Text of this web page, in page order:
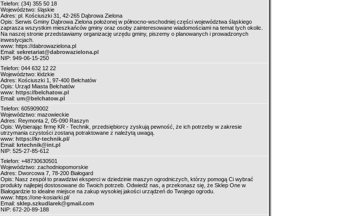
Telefon: (34) 355 50 18
Województwo: śląskie
Adres: pl. Kościuszki 31, 42-265 Dąbrowa Zielona
Opis: Serwis Gminy Dąbrowa Zielona położonej w północno-wschodniej części województwa śląskiego
zaprasza wszystkim mieszkańców gminy oraz osoby zainteresowane wiadomościami na temat tych okolic.
Na naszej stronie przedstawiamy organizację urzędu gminy, piszemy o planowanych i prowadzonych
inwestycjach.
www: https://dabrowazielona.pl
Email: sekretariat@dabrowazielona.pl
NIP: 949-06-15-250
Telefon: 044 632 12 22
Województwo: łódzkie
Adres: Kościuszki 1, 97-400 Bełchatów
Opis: Urząd Miasta Bełchatów
www: https://belchatow.pl
Email: um@belchatow.pl
Telefon: 605909002
Województwo: mazowieckie
Adres: Reymonta 2, 05-090 Raszyn
Opis: Wybierając firmę KR - Technik, przedsiębiorcy zyskują pewność, że ich potrzeby w zakresie
utrzymania czystości zostaną potraktowane z należytą uwagą.
www: https://kr-technik.pl/
Email: krtechnik@int.pl
NIP: 525-27-85-612
Telefon: +48730630501
Województwo: zachodniopomorskie
Adres: Dworcowa 7, 78-200 Białogard
Opis: Nasz zespół to prawdziwi eksperci w dziedzinie maszyn ogrodniczych, którzy pomogą Ci wybrać
produkty najlepiej dostosowane do Twoich potrzeb. Odwiedź nas, a przekonasz się, że Sklep One w
Białogardzie to idealne miejsce na zakup wysokiej jakości urządzeń do Twojego ogrodu.
www: https://one-kosiarki.pl/
Email: sklep.szkudlarek@gmail.com
NIP: 672-20-89-188